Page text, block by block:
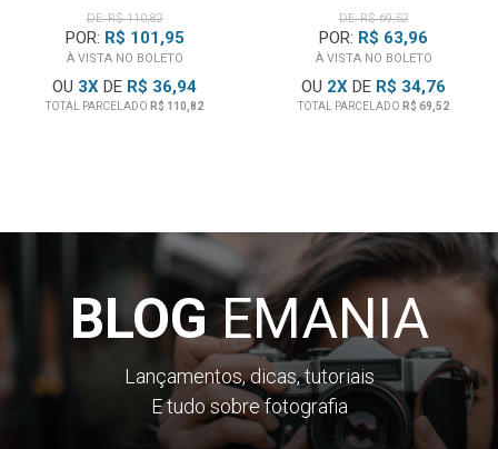
DE: R$ 110,82
POR: R$ 101,95
À VISTA NO BOLETO
OU 3X DE R$ 36,94
TOTAL PARCELADO R$ 110,82
DE: R$ 69,52
POR: R$ 63,96
À VISTA NO BOLETO
OU 2X DE R$ 34,76
TOTAL PARCELADO R$ 69,52
BLOGEMANIA
Lançamentos, dicas, tutoriais
E tudo sobre fotografia